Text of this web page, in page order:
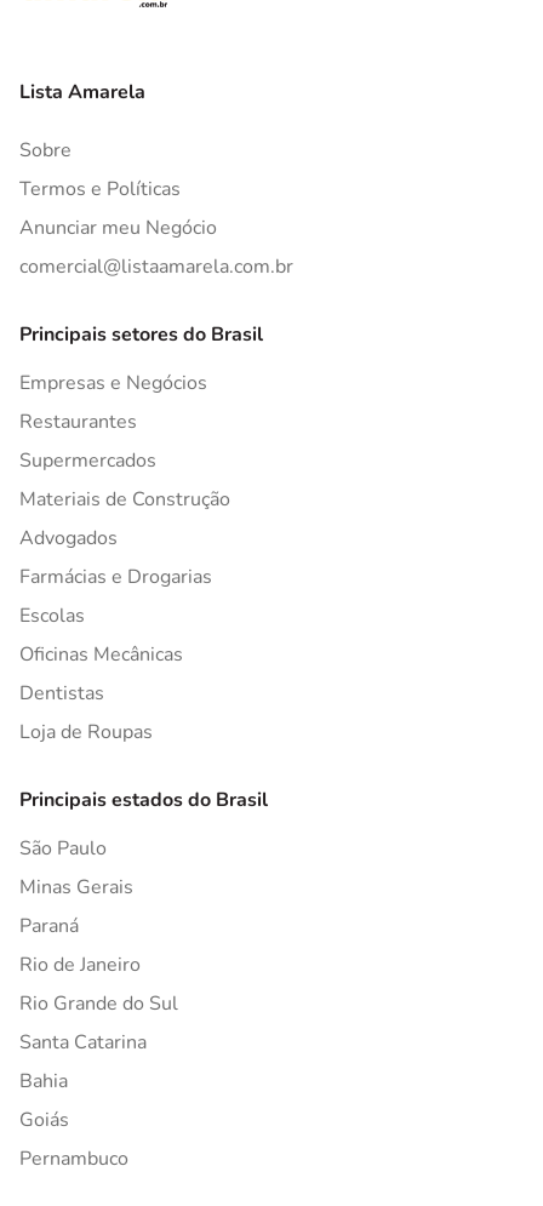
Lista Amarela
Sobre
Termos e Políticas
Anunciar meu Negócio
comercial@listaamarela.com.br
Principais setores do Brasil
Empresas e Negócios
Restaurantes
Supermercados
Materiais de Construção
Advogados
Farmácias e Drogarias
Escolas
Oficinas Mecânicas
Dentistas
Loja de Roupas
Principais estados do Brasil
São Paulo
Minas Gerais
Paraná
Rio de Janeiro
Rio Grande do Sul
Santa Catarina
Bahia
Goiás
Pernambuco